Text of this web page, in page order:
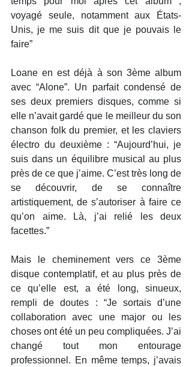
voyagé seule, notamment aux États-
Unis, je me suis dit que je pouvais le
faire”
Loane en est déjà à son 3ème album
avec “Alone”. Un parfait condensé de
ses deux premiers disques, comme si
elle n’avait gardé que le meilleur du son
chanson folk du premier, et les claviers
électro du deuxième : “Aujourd’hui, je
suis dans un équilibre musical au plus
près de ce que j’aime. C’est très long de
se découvrir, de se connaître
artistiquement, de s’autoriser à faire ce
qu’on aime. Là, j’ai relié les deux
facettes.”
Mais le cheminement vers ce 3ème
disque contemplatif, et au plus près de
ce qu’elle est, a été long, sinueux,
rempli de doutes : “Je sortais d’une
collaboration avec une major ou les
choses ont été un peu compliquées. J’ai
changé tout mon entourage
professionnel. En même temps, j’avais